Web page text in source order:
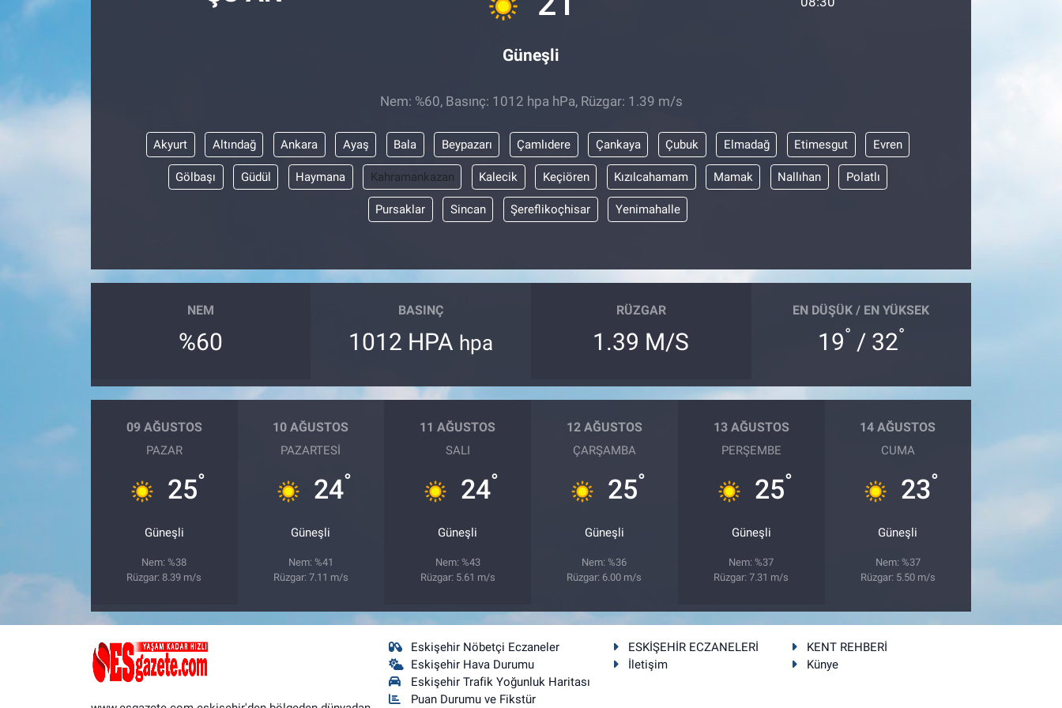
Güneşli
Nem: %60, Basınç: 1012 hpa hPa, Rüzgar: 1.39 m/s
Akyurt Altındağ Ankara Ayaş Bala Beypazarı Çamlıdere Çankaya Çubuk Elmadağ Etimesgut Evren
Gölbaşı Güdül Haymana Kahramankazan Kalecik Keçiören Kızılcahamam Mamak Nallıhan Polatlı
Pursaklar Sincan Şereflikoçhisar Yenimahalle
NEM
%60
BASINÇ
1012 HPA hpa
RÜZGAR
1.39 M/S
EN DÜŞÜK / EN YÜKSEK
19° / 32°
09 AĞUSTOS
PAZAR
25°
Güneşli
Nem: %38
Rüzgar: 8.39 m/s
10 AĞUSTOS
PAZARTESI
24°
Güneşli
Nem: %41
Rüzgar: 7.11 m/s
11 AĞUSTOS
SALI
24°
Güneşli
Nem: %43
Rüzgar: 5.61 m/s
12 AĞUSTOS
ÇARŞAMBA
25°
Güneşli
Nem: %36
Rüzgar: 6.00 m/s
13 AĞUSTOS
PERŞEMBE
25°
Güneşli
Nem: %37
Rüzgar: 7.31 m/s
14 AĞUSTOS
CUMA
23°
Güneşli
Nem: %37
Rüzgar: 5.50 m/s
Eskişehir Nöbetçi Eczaneler
Eskişehir Hava Durumu
Eskişehir Trafik Yoğunluk Haritası
Puan Durumu ve Fikstür
ESKİŞEHİR ECZANELERİ
KENT REHBERİ
İletişim
Künye
Kütahya